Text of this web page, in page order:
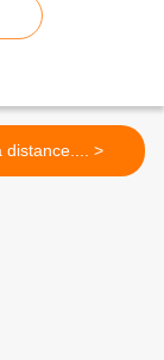
Pizza à distance.... >